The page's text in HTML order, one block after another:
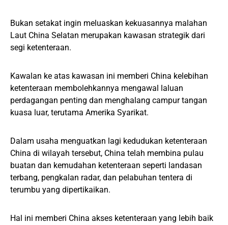
Bukan setakat ingin meluaskan kekuasannya malahan
Laut China Selatan merupakan kawasan strategik dari
segi ketenteraan.
Kawalan ke atas kawasan ini memberi China kelebihan
ketenteraan membolehkannya mengawal laluan
perdagangan penting dan menghalang campur tangan
kuasa luar, terutama Amerika Syarikat.
Dalam usaha menguatkan lagi kedudukan ketenteraan
China di wilayah tersebut, China telah membina pulau
buatan dan kemudahan ketenteraan seperti landasan
terbang, pengkalan radar, dan pelabuhan tentera di
terumbu yang dipertikaikan.
Hal ini memberi China akses ketenteraan yang lebih baik